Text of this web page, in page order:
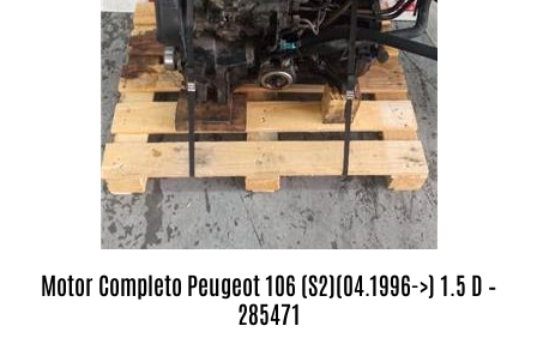
Motor Completo Peugeot 106 (S2)(04.1996->) 1.5 D –
285471